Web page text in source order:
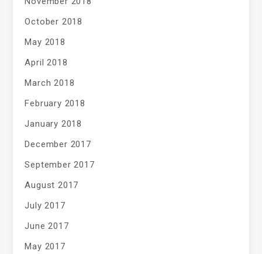
October 2018
May 2018
April 2018
March 2018
February 2018
January 2018
December 2017
September 2017
August 2017
July 2017
June 2017
May 2017